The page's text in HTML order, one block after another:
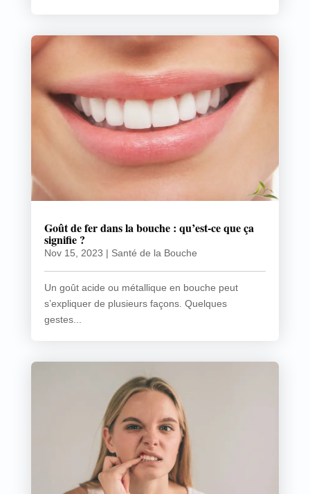
Goût de fer dans la bouche : qu’est-ce que ça
signifie ?
Nov 15, 2023 | Santé de la Bouche
Un goût acide ou métallique en bouche peut
s’expliquer de plusieurs façons. Quelques
gestes...